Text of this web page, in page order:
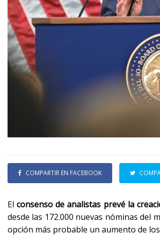
COMPARTIR EN FACEBOOK
El consenso de analistas prevé la
desde las 172.000 nuevas nóminas del
opción más probable un aumento de